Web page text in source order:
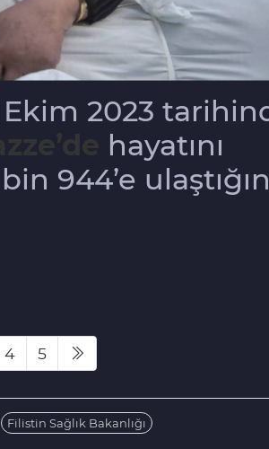
Ekim 2023
hayatını
944’e
4 5
Filistin Sağlık Bakanlığı